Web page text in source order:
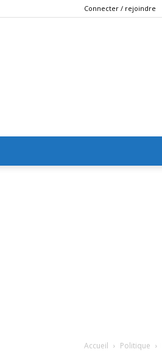
Connecter / rejoindre
Accueil Politique